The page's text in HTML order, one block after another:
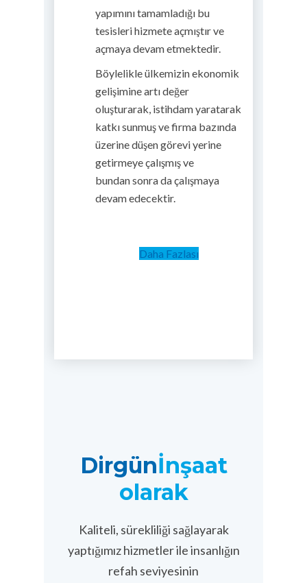
yapımını tamamladığı bu
tesisleri hizmete açmıştır ve
açmaya devam etmektedir.
Böylelikle ülkemizin ekonomik
gelişimine artı değer
oluşturarak, istihdam yaratarak
katkı sunmuş ve firma bazında
üzerine düşen görevi yerine
getirmeye çalışmış ve
bundan sonra da çalışmaya
devam edecektir.
Daha Fazlası
Dirgünİnşaat
olarak
Kaliteli, sürekliliği sağlayarak
yaptığımız hizmetler ile insanlığın
refah seviyesinin